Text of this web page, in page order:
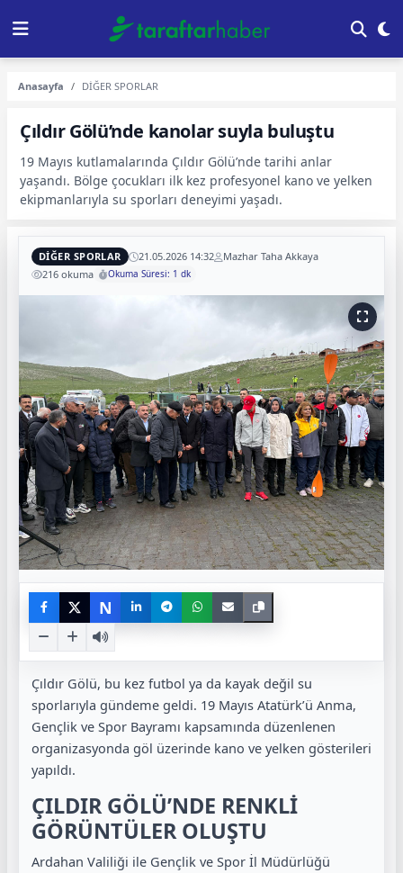
Anasayfa DİĞER SPORLAR
Çıldır Gölü’nde kanolar suyla buluştu
19 Mayıs kutlamalarında Çıldır Gölü’nde tarihi anlar
yaşandı. Bölge çocukları ilk kez profesyonel kano ve yelken
ekipmanlarıyla su sporları deneyimi yaşadı.
DİĞER SPORLAR 21.05.2026 14:32
Mazhar Taha Akkaya
216 okuma
Okuma Süresi: 1 dk
N
Çıldır Gölü, bu kez futbol ya da kayak değil su
sporlarıyla gündeme geldi. 19 Mayıs Atatürk’ü Anma,
Gençlik ve Spor Bayramı kapsamında düzenlenen
organizasyonda göl üzerinde kano ve yelken gösterileri
yapıldı.
ÇILDIR GÖLÜ’NDE RENKLİ
GÖRÜNTÜLER OLUŞTU
Ardahan Valiliği ile Gençlik ve Spor İl Müdürlüğü